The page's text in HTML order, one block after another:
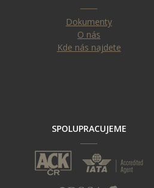
Dokumenty
O nás
Kde nás najdete
SPOLUPRACUJEME